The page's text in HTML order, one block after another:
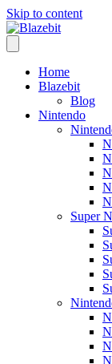
Skip to content
Home
Blazebit
Blog
Nintendo
Super